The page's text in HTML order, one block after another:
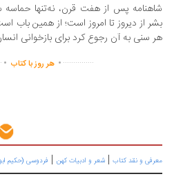
پس از هفت قرن، نه‌تنها حماسه ساکنان
از دیروز تا امروز است؛ از همین باب است که
سنی به آن رجوع کرد برای بازخوانی انسانِ
...............
. هر روز با کتاب.
..............
و نقد کتاب|شعر و ادبیات کهن|فردوسی (حکیم ابوالقاسم) |